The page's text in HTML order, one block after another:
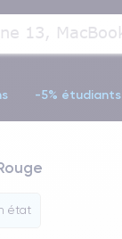
-5% étudiants
état